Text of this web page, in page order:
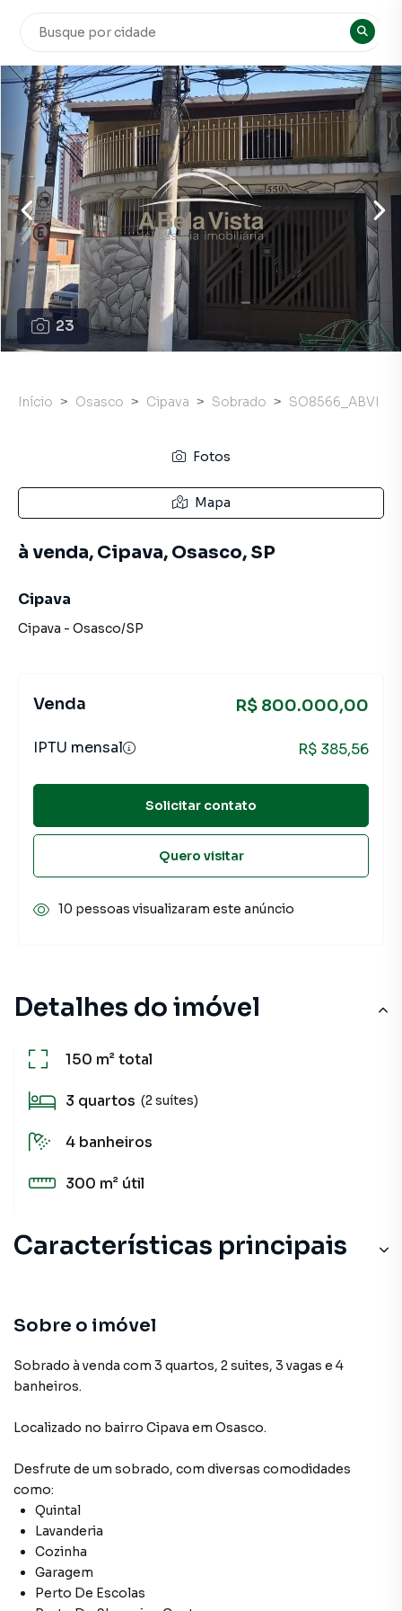
23
Detalhes do imóvel
150 m²total
3 quartos (2 suítes)
4 banheiros
300 m² útil
Características principais
Sobre o imóvel
Sobrado à venda com 3 quartos, 2 suites, 3 vagas e 4
banheiros.
Localizado no bairro Cipava em Osasco.
Desfrute de um sobrado, com diversas comodidades
como:
Quintal
Lavanderia
Cozinha
Garagem
Perto De Escolas
Início Osasco Cipava Sobrado SO8566_ABVI
Fotos
Mapa
à venda, Cipava, Osasco, SP
Cipava
Cipava - Osasco/SP
Venda R$ 800.000,00
IPTU mensal R$ 385,56
Solicitar contato
Quero visitar
10 pessoas visualizaram este anúncio